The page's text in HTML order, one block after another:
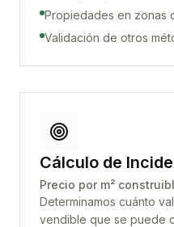
Propiedades en zonas
Validación de otros
Cálculo de
Precio por m²
Determinamos cuánto
vendible que se puede